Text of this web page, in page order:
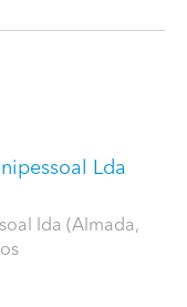
Lda
lda (Almada,